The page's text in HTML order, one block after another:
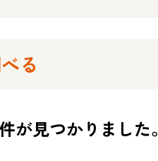
る
が見つかりました。